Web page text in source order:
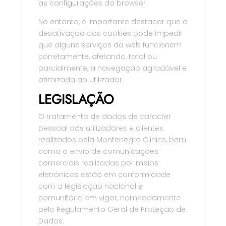
as configurações do browser.
No entanto, é importante destacar que a
desativação dos cookies pode impedir
que alguns serviços da web funcionem
corretamente, afetando, total ou
parcialmente, a navegação agradável e
otimizada ao utilizador.
LEGISLAÇÃO
O tratamento de dados de caracter
pessoal dos utilizadores e clientes
realizados pela Montenegro Clinics, bem
como o envio de comunicações
comerciais realizadas por meios
eletrónicos estão em conformidade
com a legislação nacional e
comunitária em vigor, nomeadamente
pelo Regulamento Geral de Proteção de
Dados.